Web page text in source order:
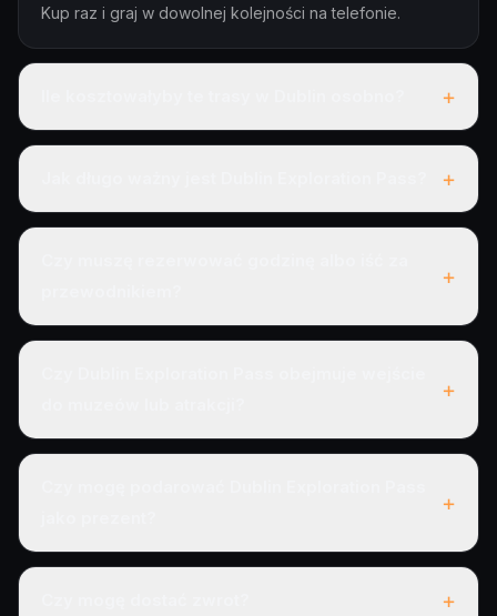
Kup raz i graj w dowolnej kolejności na telefonie.
+
+
+
+
+
+